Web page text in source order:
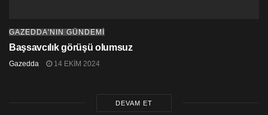
GAZEDDA'NIN GÜNDEMİ
Başsavcılık görüşü olumsuz
Gazedda 14 EKIM 2024
DEVAM ET